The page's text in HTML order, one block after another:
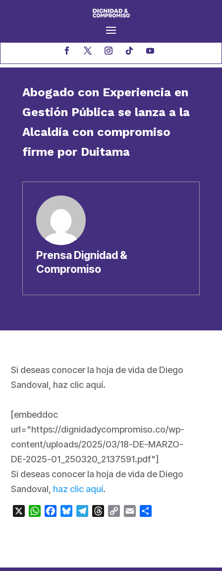
Abogado con Experiencia en
Gestión Pública se lanza a la
Alcaldía con compromiso
firme por Duitama
Prensa Dignidad &
Compromiso
Si deseas conocer la hoja de vida de Diego
Sandoval, haz clic aquí.
[embeddoc
url="https://dignidadycompromiso.co/wp-
content/uploads/2025/03/18-DE-MARZO-
DE-2025-01_250320_2137591.pdf"]
Si deseas conocer la hoja de vida de Diego
Sandoval, haz clic aquí.
WhatsApp
FacebookBlueskyTelegramThreads
Copy Email